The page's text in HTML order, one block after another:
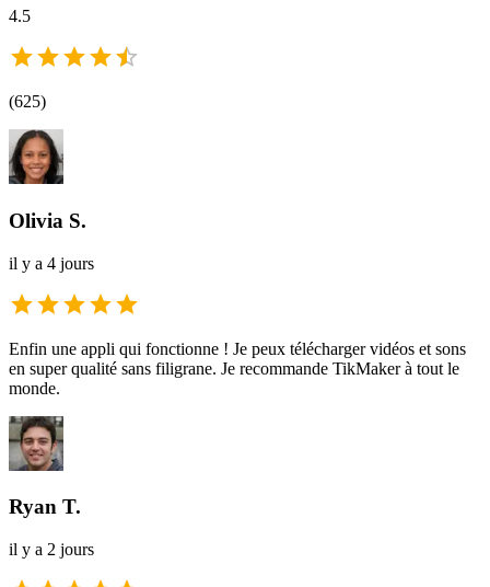
4.5
(625)
Olivia S.
il y a 4 jours
Enfin une appli qui fonctionne ! Je peux télécharger vidéos et sons
en super qualité sans filigrane. Je recommande TikMaker à tout le
monde.
Ryan T.
il y a 2 jours